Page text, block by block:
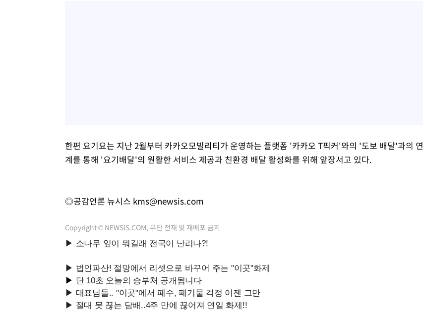
한편 요기요는 지난 2월부터 카카오모빌리티가 운영하는 플랫폼 '카카오 T픽커'와의 '도보 배달'과의 연
계를 통해 '요기배달'의 원활한 서비스 제공과 친환경 배달 활성화를 위해 앞장서고 있다.
◎공감언론 뉴시스 kms@newsis.com
Copyright © NEWSIS.COM, 무단 전재 및 재배포 금지